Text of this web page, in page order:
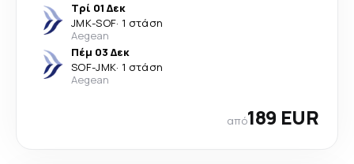
Τρί 01 Δεκ
JMK-SOF· 1 στάση
Aegean
Πέμ 03 Δεκ
SOF-JMK· 1 στάση
Aegean
από189 EUR